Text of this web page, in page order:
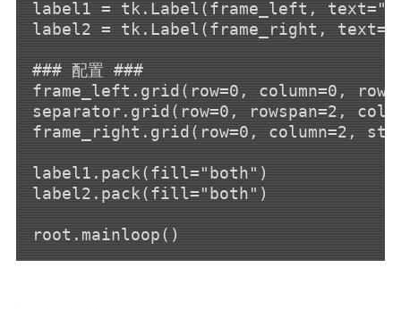
label1 = tk.Label(frame_left,
label2 = tk.Label(frame_right,
### 配置 ###
frame_left.grid(row=0, column=0,
separator.grid(row=0, rowspan=2,
frame_right.grid(row=0, column=2,
label1.pack(fill="both")
label2.pack(fill="both")